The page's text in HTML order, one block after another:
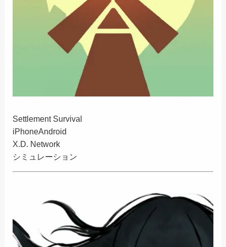
Settlement Survival
iPhoneAndroid
X.D. Network
シミュレーション